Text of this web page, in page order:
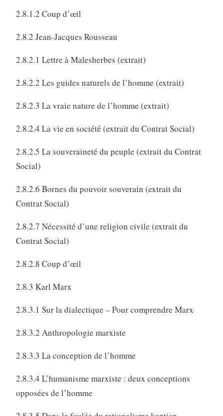
2.8.1.2 Coup d’œil
2.8.2 Jean-Jacques Rousseau
2.8.2.1 Lettre à Malesherbes (extrait)
2.8.2.2 Les guides naturels de l’homme (extrait)
2.8.2.3 La vraie nature de l’homme (extrait)
2.8.2.4 La vie en société (extrait du Contrat Social)
2.8.2.5 La souveraineté du peuple (extrait du Contrat
Social)
2.8.2.6 Bornes du pouvoir souverain (extrait du
Contrat Social)
2.8.2.7 Nécessité d’une religion civile (extrait du
Contrat Social)
2.8.2.8 Coup d’œil
2.8.3 Karl Marx
2.8.3.1 Sur la dialectique – Pour comprendre Marx
2.8.3.2 Anthropologie marxiste
2.8.3.3 La conception de l’homme
2.8.3.4 L’humanisme marxiste : deux conceptions
opposées de l’homme